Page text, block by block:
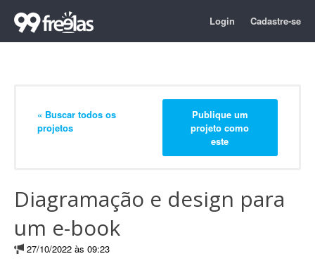
Login Cadastre-se
« Buscar todos os
projetos
Publique um
projeto como
este
Diagramação e design para
um e-book
27/10/2022 às 09:23